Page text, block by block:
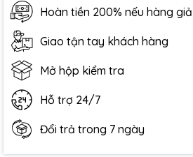
Hoàn tiền 200% nếu hàng giả
Giao tận tay khách hàng
Mở hộp kiểm tra
Hỗ trợ 24/7
Đổi trả trong 7 ngày